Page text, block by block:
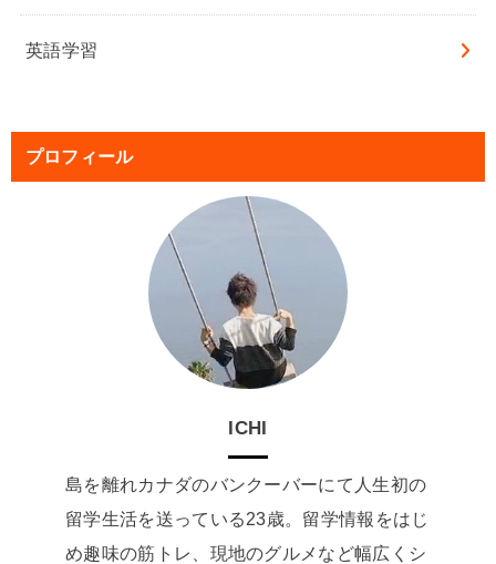
英語学習
プロフィール
ICHI
島を離れカナダのバンクーバーにて人生初の
留学生活を送っている23歳。留学情報をはじ
め趣味の筋トレ、現地のグルメなど幅広くシ